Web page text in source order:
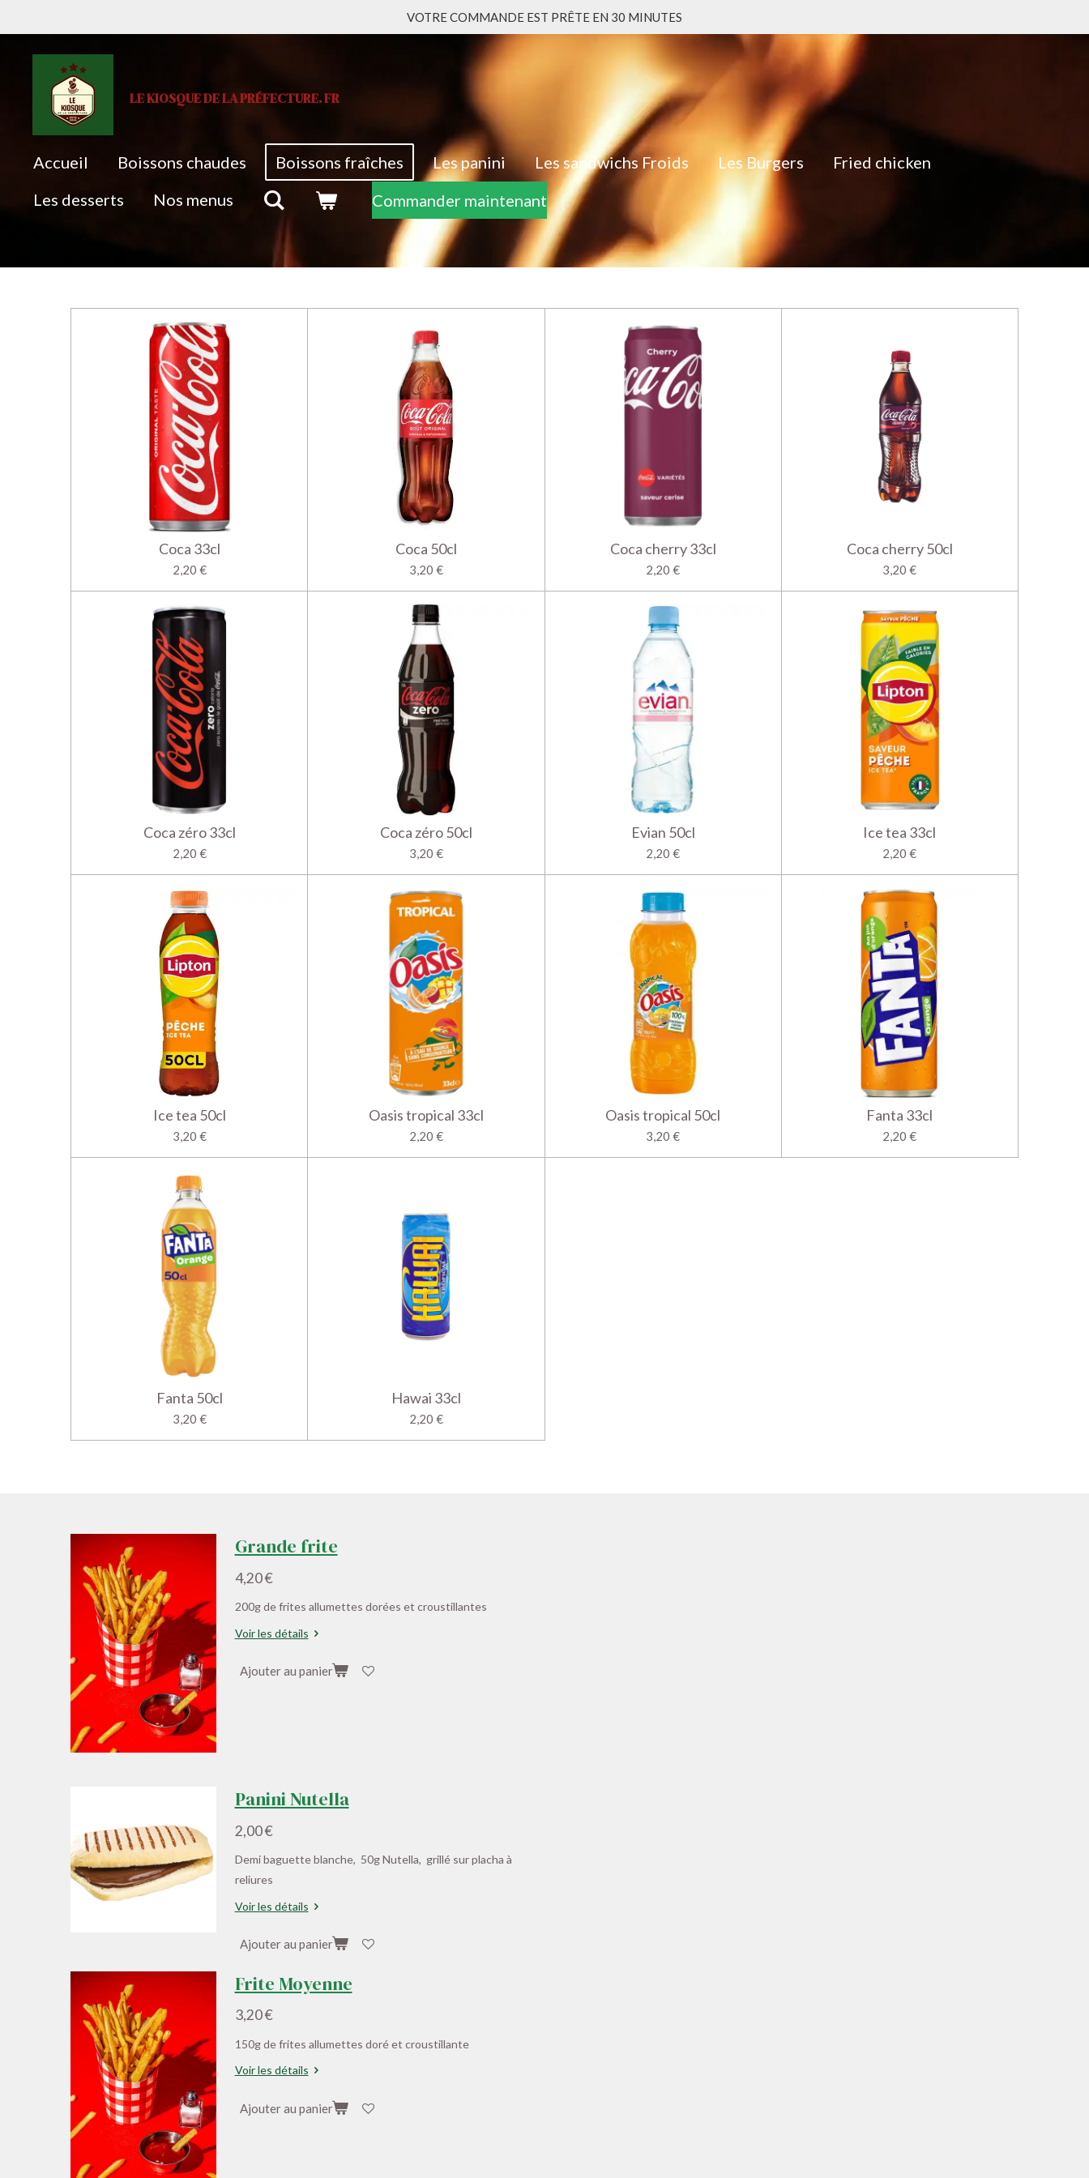
principal
VOTRE COMMANDE EST PRÊTE EN 30 MINUTES
LE KIOSQUE DE LA PRÉFECTURE. FR
Accueil Boissons chaudes Boissons fraîches Les panini Les sandwichs Froids Les Burgers
Fried chicken
Les desserts
Nos menus Commander maintenant
Coca 33cl
2,20 €
Coca 50cl
3,20 €
Coca cherry 33cl
2,20 €
Coca cherry 50cl
3,20 €
Coca zéro 33cl
2,20 €
Coca zéro 50cl
3,20 €
Evian 50cl
2,20 €
Ice tea 33cl
2,20 €
Ice tea 50cl
3,20 €
Oasis tropical 33cl
2,20 €
Oasis tropical 50cl
3,20 €
Fanta 33cl
2,20 €
Fanta 50cl
3,20 €
Hawai 33cl
2,20 €
Grande frite
4,20 €
200g de frites allumettes dorées et croustillantes
Voir les détails
Ajouter au panier
Panini Nutella
2,00 €
Demi baguette blanche, 50g Nutella, grillé sur placha à
reliures
Voir les détails
Ajouter au panier
Frite Moyenne
3,20 €
150g de frites allumettes doré et croustillante
Voir les détails
Ajouter au panier